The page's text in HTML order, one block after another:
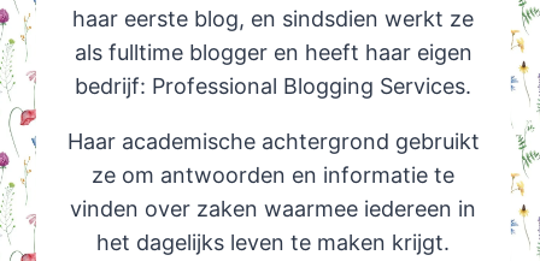
haar eerste blog, en sindsdien werkt ze
als fulltime blogger en heeft haar eigen
bedrijf: Professional Blogging Services.
Haar academische achtergrond gebruikt
ze om antwoorden en informatie te
vinden over zaken waarmee iedereen in
het dagelijks leven te maken krijgt.